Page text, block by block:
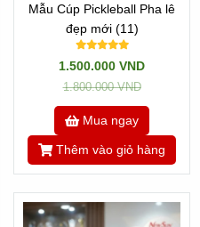
Mẫu Cúp Pickleball Pha lê
đẹp mới (11)
1.500.000 VND
1.800.000 VND
Mua ngay
Thêm vào giỏ hàng